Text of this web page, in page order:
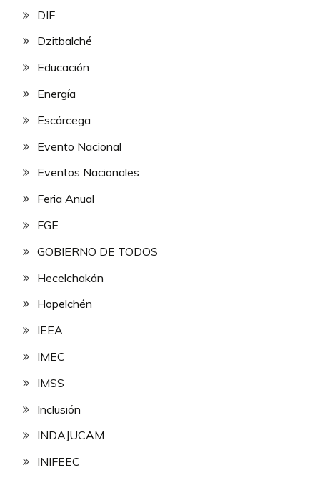
DIF
Dzitbalché
Educación
Energía
Escárcega
Evento Nacional
Eventos Nacionales
Feria Anual
FGE
GOBIERNO DE TODOS
Hecelchakán
Hopelchén
IEEA
IMEC
IMSS
Inclusión
INDAJUCAM
INIFEEC